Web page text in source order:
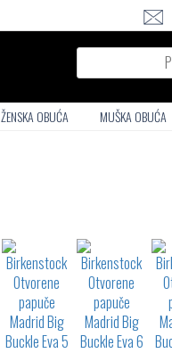
Pretraga
ŽENSKA OBUĆA MUŠKA OBUĆA